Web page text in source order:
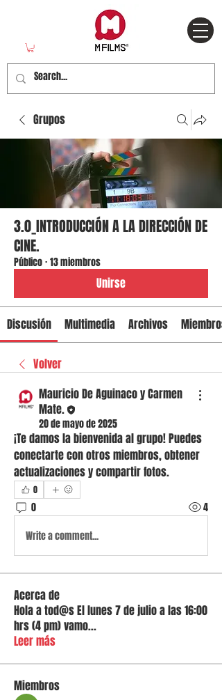
Grupos
3.0_INTRODUCCIÓN A LA DIRECCIÓN DE
CINE.
Público·13 miembros
Unirse
Discusión Multimedia Archivos Miembros
Volver
Mauricio De Aguinaco y Carmen
Mate.
20 de mayo de 2025
¡Te damos la bienvenida al grupo! Puedes
conectarte con otros miembros, obtener
actualizaciones y compartir fotos.
0
0
4
Write a comment...
Acerca de
Hola a tod@s El lunes 7 de julio a las 16:00
hrs (4 pm) vamo...
Leer más
Miembros